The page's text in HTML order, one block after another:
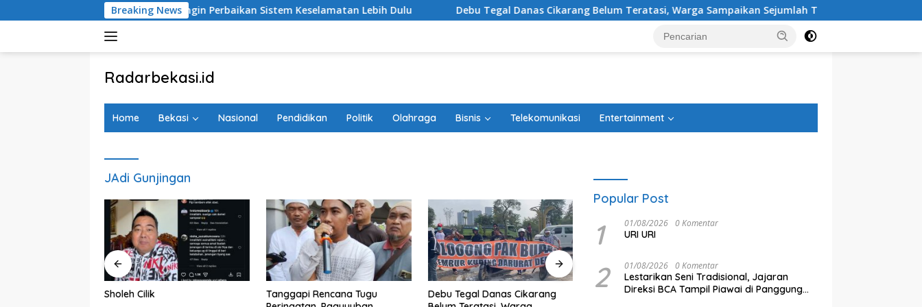
ke
Breaking News
Bekasi Timur: Kami Ingin Perbaikan Sistem Keselamatan Lebih Dulu Debu Tegal Danas Cikarang Belum Teratasi, Warga Sampaikan Sejumlah Tuntutan
Radarbekasi.id
Bekasi
Home Bekasi Nasional Pendidikan Politik Olahraga Bisnis Telekomunikasi Entertainment
JAdi Gunjingan
Sholeh Cilik
Tanggapi Rencana Tugu
Debu Tegal Danas Cikarang
Ketua DPRD Kota Bekasi Sardi
Ditahan Imbang Singapura 1-1,
Popular Post
1 01/08/2026 0 Komentar
URI URI
2 01/08/2026 0 Komentar
Lestarikan Seni Tradisional, Jajaran
Direksi BCA Tampil Piawai di Panggung